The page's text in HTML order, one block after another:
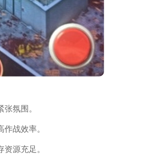
氛围。
战效率。
源充足。